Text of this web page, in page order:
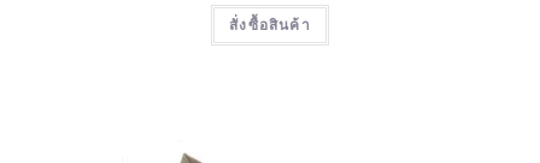
สั่งซื้อสินค้า